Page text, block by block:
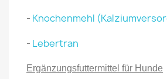
- Knochenmehl
- Lebertran
Ergänzungsfuttermittel für Hunde